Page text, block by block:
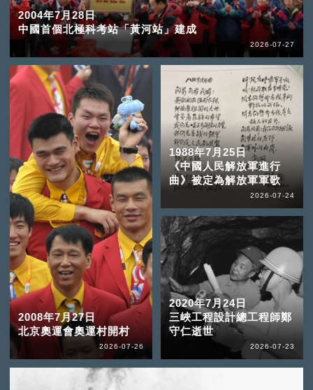
2004年7月28日
中國首個北極科考站「黃河站」建成
2026-07-27
2008年7月27日
北京奧運會奧運村開村
2026-07-26
1988年7月25日
《中國人民解放軍進行
曲》被定為解放軍軍歌
2026-07-24
2020年7月24日
三峽工程設計總工程師鄭
守仁逝世
2026-07-23